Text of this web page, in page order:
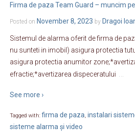
Firma de paza Team Guard – muncim
Posted on November 8, 2023 by Dragoi
Sistemul de alarma oferit de firma de
nu sunteti in imobil) asigura protectia
asigura protectia anumitor
efractie;*avertizarea dispeceratului
See more ›
Tagged with: firma de paza, instalari
sisteme alarma și video